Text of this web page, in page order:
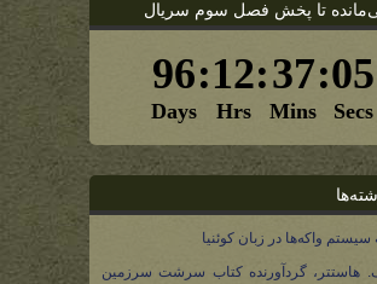
تا پخش فصل سوم سریال
سیستم واکه‌ها در زبان کوئنیا
هاستتر، گردآورنده کتاب سرشت سرزمین